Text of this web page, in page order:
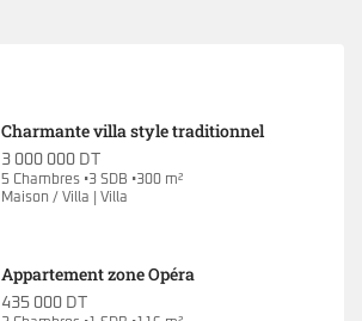
Charmante villa style traditionnel
3 000 000 DT
5 Chambres •3 SDB •300 m²
Maison / Villa | Villa
Appartement zone Opéra
435 000 DT